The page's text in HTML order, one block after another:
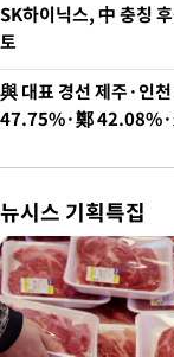
SK하이닉스, 中 충칭
토
與 대표 경선 제주·인
47.75%·鄭
뉴시스 기획특집